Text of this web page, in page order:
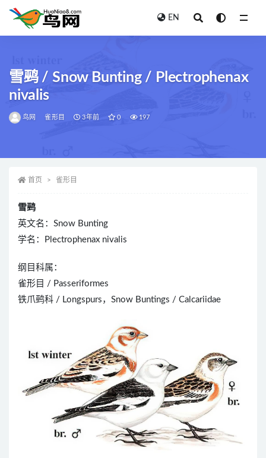
EN
雪鹀 / Snow Bunting / Plectrophenax
nivalis
鸟网 雀形目 3年前 0 197
首页 雀形目
雪鹀
英文名：Snow Bunting
学名：Plectrophenax nivalis
纲目科属：
雀形目 / Passeriformes
铁爪鹀科 / Longspurs，Snow Buntings / Calcariidae